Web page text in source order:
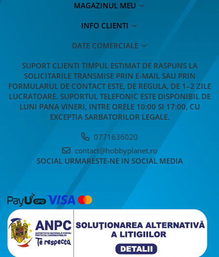
MAGAZINUL MEU
INFO CLIENTI
DATE COMERCIALE
SUPORT CLIENTI TIMPUL ESTIMAT DE RASPUNS LA
SOLICITARILE TRANSMISE PRIN E-MAIL SAU PRIN
FORMULARUL DE CONTACT ESTE, DE REGULA, DE 1–2 ZILE
LUCRATOARE. SUPORTUL TELEFONIC ESTE DISPONIBIL DE
LUNI PANA VINERI, INTRE ORELE 10:00 SI 17:00, CU
EXCEPTIA SARBATORILOR LEGALE.
0771636020
contact@hobbyplanet.ro
SOCIAL URMARESTE-NE IN SOCIAL MEDIA